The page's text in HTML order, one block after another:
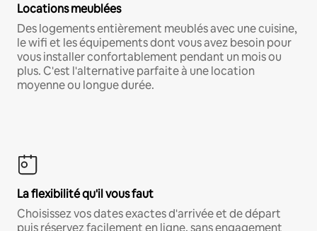
Locations meublées
Des logements entièrement meublés avec une cuisine,
le wifi et les équipements dont vous avez besoin pour
vous installer confortablement pendant un mois ou
plus. C'est l'alternative parfaite à une location
moyenne ou longue durée.
La flexibilité qu'il vous faut
Choisissez vos dates exactes d'arrivée et de départ
puis réservez facilement en ligne, sans engagement